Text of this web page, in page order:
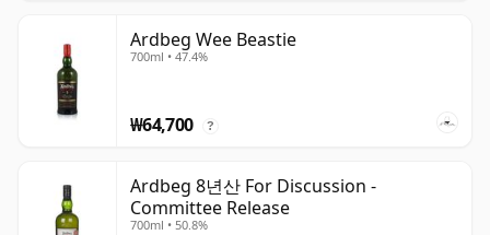
Ardbeg Wee Beastie
700ml • 47.4%
₩64,700 ?
Ardbeg 8년산 For Discussion -
Committee Release
700ml • 50.8%